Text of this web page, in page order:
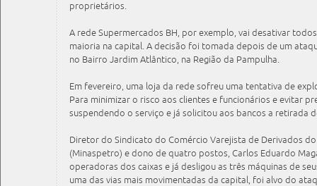
proprietários.
A rede Supermercados BH, por exemplo, vai desativar
maioria na capital. A decisão foi tomada depois de um
no Bairro Jardim Atlântico, na Região da Pampulha.
Em fevereiro, uma loja da rede sofreu uma tentativa de
Para minimizar o risco aos clientes e funcionários e evitar
suspendendo o serviço e já solicitou aos bancos a retirada
Diretor do Sindicato do Comércio Varejista de Derivados
(Minaspetro) e dono de quatro postos, Carlos Eduardo
operadoras dos caixas e já desligou as três máquinas de
uma das vias mais movimentadas da capital, foi alvo do